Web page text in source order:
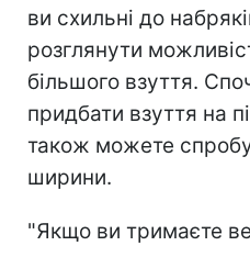
ви схильні до
розглянути
більшого взуття.
придбати взуття на
також можете
ширини.
"Якщо ви тримаєте